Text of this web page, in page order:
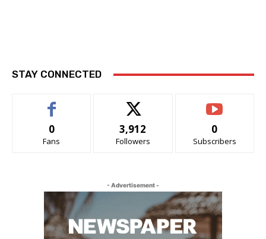
STAY CONNECTED
0
Fans
3,912
Followers
0
Subscribers
- Advertisement -